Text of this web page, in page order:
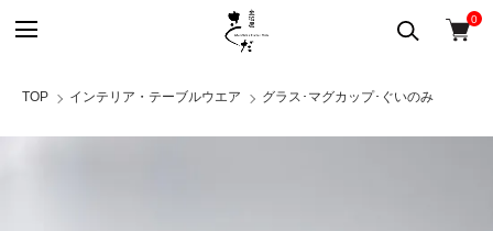
0
TOP インテリア・テーブルウエア グラス･マグカップ･ぐいのみ